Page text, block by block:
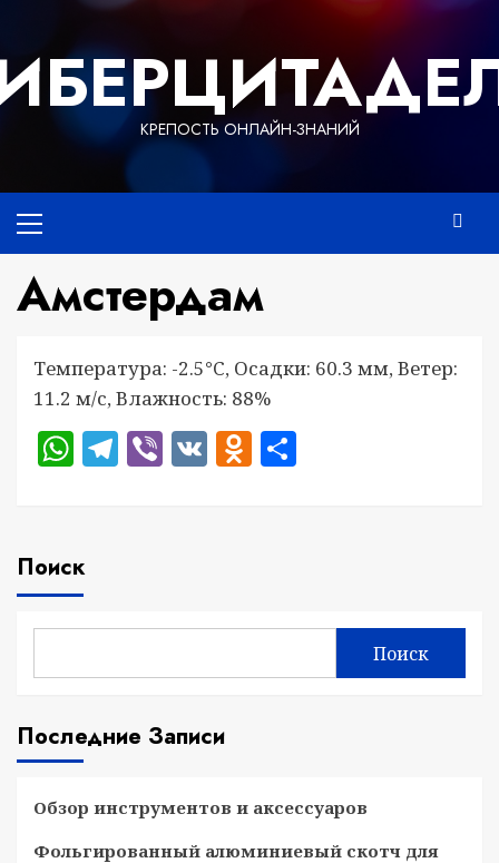
содержимому
КРЕПОСТЬ ОНЛАЙН-ЗНАНИЙ
меню
Амстердам
Температура: -2.5°C, Осадки: 60.3 мм, Ветер:
11.2 м/с, Влажность: 88%
WhatsApp
Telegram
Viber
VKOdnoklassniki
Поиск
Поиск
Последние Записи
Обзор инструментов и аксессуаров
Фольгированный алюминиевый скотч для